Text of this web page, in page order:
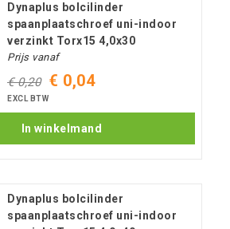
Dynaplus bolcilinder
spaanplaatschroef uni-indoor
verzinkt Torx15 4,0x30
Prijs vanaf
€ 0,20 € 0,04
EXCL BTW
In winkelmand
Dynaplus bolcilinder
spaanplaatschroef uni-indoor